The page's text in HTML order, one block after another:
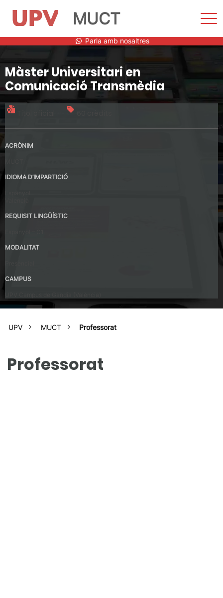
contingut
MUCT
Parla amb nosaltres
Màster Universitari en
Comunicació Transmèdia
ACRÒNIM
IDIOMA D’IMPARTICIÓ
REQUISIT LINGÜÍSTIC
MODALITAT
CAMPUS
UPV MUCT Professorat
Professorat